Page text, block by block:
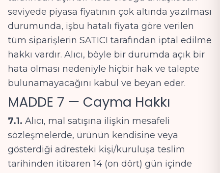
seviyede piyasa fiyatının çok altında yazılması
durumunda, işbu hatalı fiyata göre verilen
tüm siparişlerin SATICI tarafından iptal edilme
hakkı vardır. Alıcı, böyle bir durumda açık bir
hata olması nedeniyle hiçbir hak ve talepte
bulunamayacağını kabul ve beyan eder.
MADDE 7 — Cayma Hakkı
7.1. Alıcı, mal satışına ilişkin mesafeli
sözleşmelerde, ürünün kendisine veya
gösterdiği adresteki kişi/kuruluşa teslim
tarihinden itibaren 14 (on dört) gün içinde